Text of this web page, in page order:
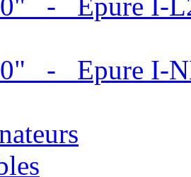
- Epure I-